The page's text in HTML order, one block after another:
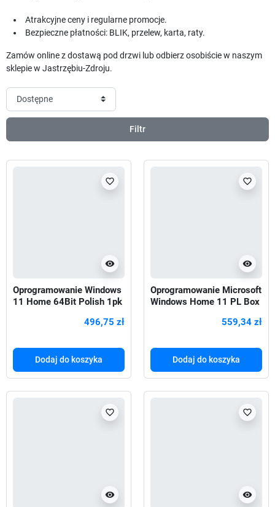
Atrakcyjne ceny i regularne promocje.
Bezpieczne płatności: BLIK, przelew, karta, raty.
Zamów online z dostawą pod drzwi lub odbierz osobiście w naszym
sklepie w Jastrzębiu-Zdroju.
Filtr
visibility
favorite_border
Oprogramowanie Windows
11 Home 64Bit Polish 1pk
496,75 zł
Dodaj do koszyka
visibility
favorite_border
Oprogramowanie Microsoft
Windows Home 11 PL Box
559,34 zł
Dodaj do koszyka
visibility
favorite_border
visibility
favorite_border